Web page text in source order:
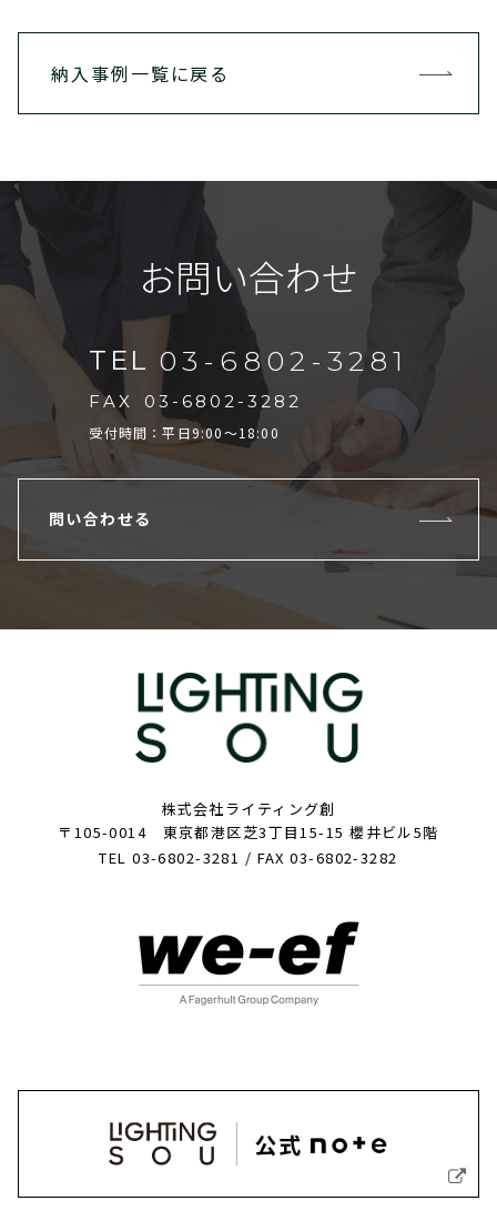
納入事例一覧に戻る
お問い合わせ
TEL 03-6802-3281
FAX 03-6802-3282
受付時間：平日9:00～18:00
問い合わせる
株式会社ライティング創
〒105-0014 東京都港区芝3丁目15-15 櫻井ビル5階
TEL 03-6802-3281 / FAX 03-6802-3282